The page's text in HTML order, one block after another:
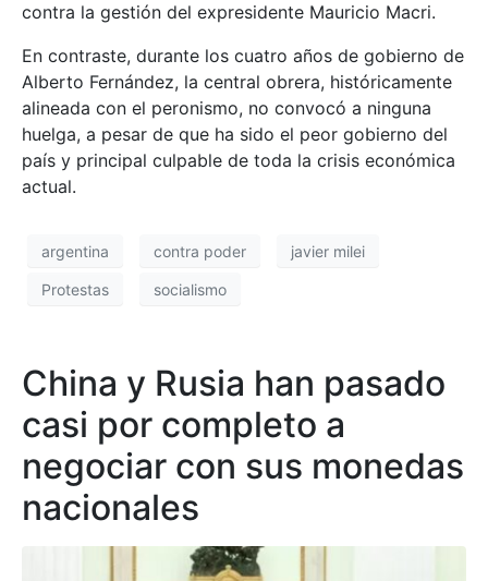
contra la gestión del expresidente Mauricio Macri.
En contraste, durante los cuatro años de gobierno de
Alberto Fernández, la central obrera, históricamente
alineada con el peronismo, no convocó a ninguna
huelga, a pesar de que ha sido el peor gobierno del
país y principal culpable de toda la crisis económica
actual.
argentina contra poder javier milei
Protestas socialismo
China y Rusia han pasado
casi por completo a
negociar con sus monedas
nacionales